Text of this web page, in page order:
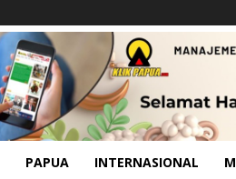
PAPUA INTERNASIONAL